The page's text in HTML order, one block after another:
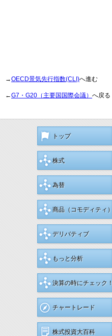
→OECD景気先行指数(CLI)へ進む
←G7・G20（主要国国際会議） へ戻る
トップ
株式
為替
商品（コモディティ）
デリバティブ
もっと分析
決算の時にチェック！
チャートレード
株式投資大百科